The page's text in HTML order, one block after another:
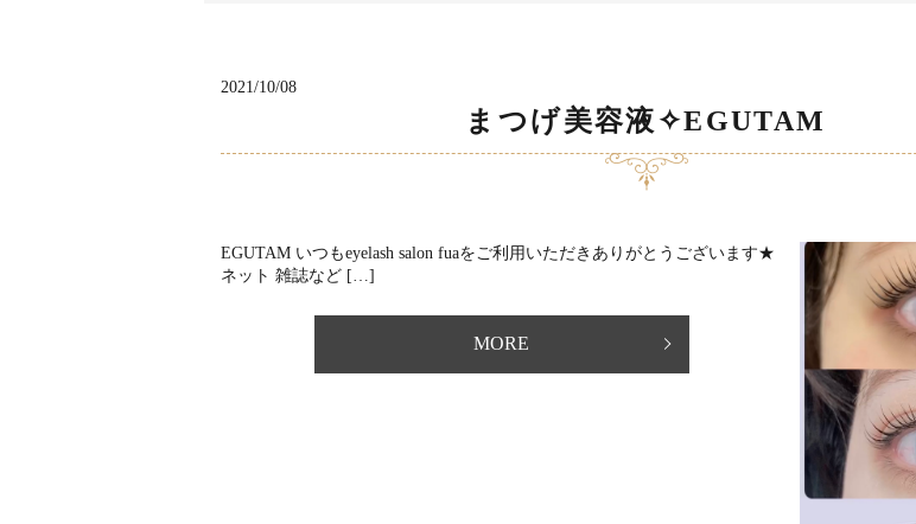
2021/10/08
まつげ美容液✧EGUTAM
EGUTAM いつもeyelash salon fuaをご利用いただきありがとうございます★
ネット 雑誌など […]
MORE